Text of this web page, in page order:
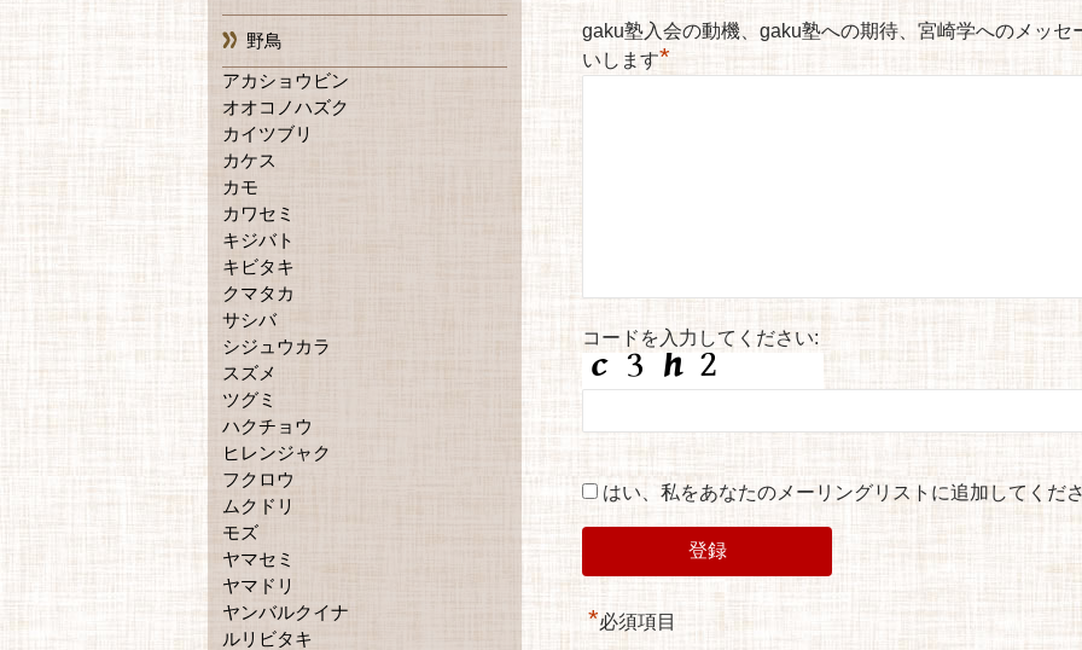
gaku塾入会の動機、gaku塾への期待、宮崎学へのメッセ
いします*
コードを入力してください:
はい、私をあなたのメーリングリストに追加してくだ
*必須項目
野鳥
アカショウビン
オオコノハズク
カイツブリ
カケス
カモ
カワセミ
キジバト
キビタキ
クマタカ
サシバ
シジュウカラ
スズメ
ツグミ
ハクチョウ
ヒレンジャク
フクロウ
ムクドリ
モズ
ヤマセミ
ヤマドリ
ヤンバルクイナ
ルリビタキ